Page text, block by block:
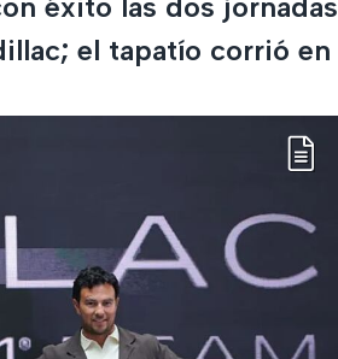
el tapatío corrió en